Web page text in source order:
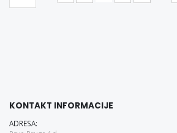
KONTAKT INFORMACIJE
ADRESA: